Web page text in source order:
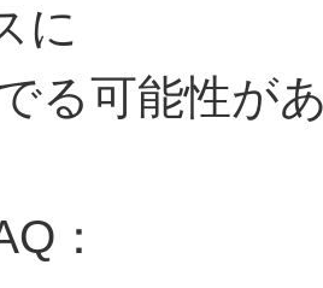
に
る可能性が
：